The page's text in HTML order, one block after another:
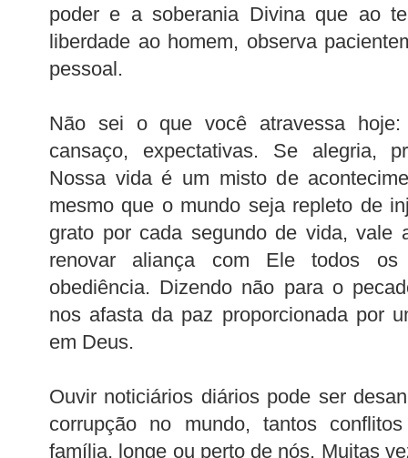
poder e a soberania Divina que ao
liberdade ao homem, observa
pessoal.
Não sei o que você atravessa hoje:
cansaço, expectativas. Se alegria,
Nossa vida é um misto de
mesmo que o mundo seja repleto de
grato por cada segundo de vida, vale
renovar aliança com Ele todos
obediência. Dizendo não para o
nos afasta da paz proporcionada por
em Deus.
Ouvir noticiários diários pode ser
corrupção no mundo, tantos
família, longe ou perto de nós. Muitas